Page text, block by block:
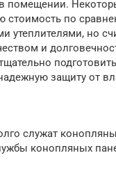
помещении.
стоимость по
утеплителями, но
и
защиту от
служат
конопляных